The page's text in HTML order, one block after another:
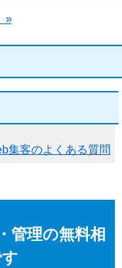
»
集客のよくある質問
管理の無料相